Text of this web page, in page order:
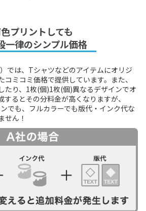
プリントしても
一律のシンプル価格
では、Tシャツなどのアイテムにオリジ
コミコミ価格で提供しています。また、
たり、1枚(個)1枚(個)異なるデザインでオ
するとその分料金が高くなりますが、
でも、フルカラーでも版代・インク代な
せん！